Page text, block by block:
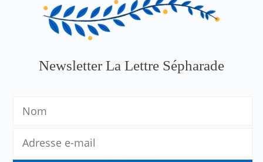
Newsletter La Lettre Sépharade